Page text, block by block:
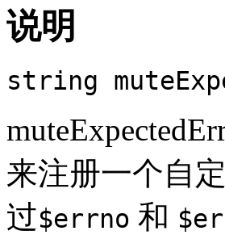
说明
string
来注册一个自
过$errno 和